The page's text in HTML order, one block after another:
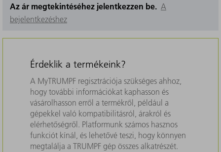
Az ár megtekintéséhez jelentkezzen be. A
bejelentkezéshez
Érdeklik a termékeink?
A MyTRUMPF regisztrációja szükséges ahhoz,
hogy további információkat kaphasson és
vásárolhasson erről a termékről, például a
gépekkel való kompatibilitásról, árakról és
elérhetőségről. Platformunk számos hasznos
funkciót kínál, és lehetővé teszi, hogy könnyen
megtalálja a TRUMPF gép összes alkatrészét.